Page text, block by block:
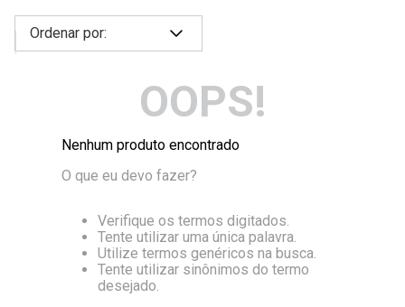
OOPS!
Nenhum produto encontrado
O que eu devo fazer?
Verifique os termos digitados.
Tente utilizar uma única palavra.
Utilize termos genéricos na busca.
Tente utilizar sinônimos do termo
desejado.